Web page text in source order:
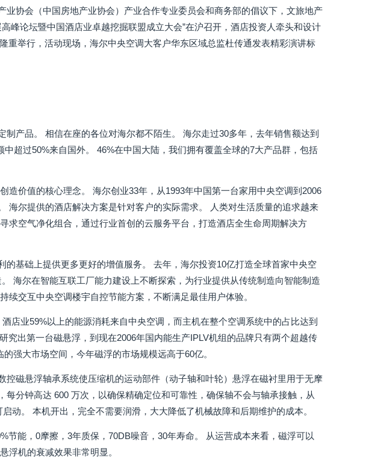
协会（中国房地产业协会）产业合作专业委员会和商务部的倡议下，文旅地产
峰论坛暨中国酒店业卓越挖掘联盟成立大会”在沪召开，酒店投资人牵头和设计
重举行，活动现场，海尔中央空调大客户华东区域总监杜传通发表精彩演讲标
产品。 相信在座的各位对海尔都不陌生。 海尔走过30多年，去年销售额达到
超过50%来自国外。 46%在中国大陆，我们拥有覆盖全球的7大产品群，包括
造价值的核心理念。 海尔创业33年，从1993年中国第一台家用中央空调到2006
海尔提供的酒店解决方案是针对客户的实际需求。 人类对生活质量的追求越来
求空气净化组合，通过行业首创的云服务平台，打造酒店全生命周期解决方
基础上提供更多更好的增值服务。 去年，海尔投资10亿打造全球首家中央空
海尔在智能互联工厂能力建设上不断探索，为行业提供从传统制造向智能制造
交互中央空调楼宇自控节能方案，不断满足最佳用户体验。
店业59%以上的能源消耗来自中央空调，而主机在整个空调系统中的占比达到
出第一台磁悬浮，到现在2006年国内能生产IPLV机组的品牌只有两个超越传
强大市场空间，今年磁浮的市场规模远高于60亿。
磁悬浮轴承系统使压缩机的运动部件（动子轴和叶轮）悬浮在磁衬里用于无摩
分钟高达 600 万次，以确保精确定位和可靠性，确保轴不会与轴承接触，从
动。 本机开出，完全不需要润滑，大大降低了机械故障和后期维护的成本。
能，0摩擦，3年质保，70DB噪音，30年寿命。 从运营成本来看，磁浮可以
浮机的衰减效果非常明显。